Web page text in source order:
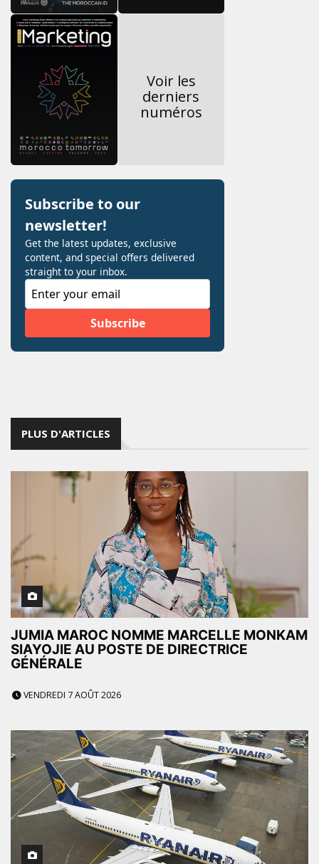
Voir les
derniers
numéros
PLUS D'ARTICLES
JUMIA MAROC NOMME MARCELLE MONKAM
SIAYOJIE AU POSTE DE DIRECTRICE
GÉNÉRALE
VENDREDI 7 AOÛT 2026